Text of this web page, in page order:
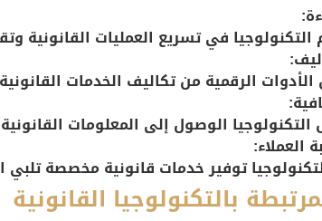
في تسريع العمليات القانونية
الرقمية من تكاليف الخدمات
الوصول إلى المعلومات
العملاء:
توفير خدمات قانونية مخصصة
بالتكنولوجيا القانونية